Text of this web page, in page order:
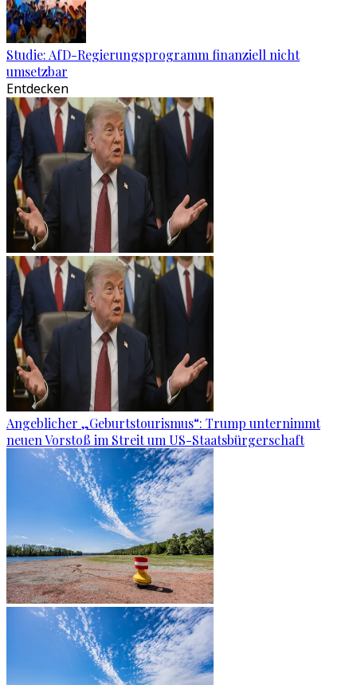
Studie: AfD-Regierungsprogramm finanziell nicht
umsetzbar
Entdecken
Angeblicher „Geburtstourismus“: Trump unternimmt
neuen Vorstoß im Streit um US-Staatsbürgerschaft